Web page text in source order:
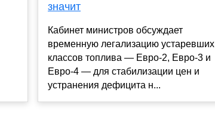
значит
Кабинет министров обсуждает
временную легализацию устаревших
классов топлива — Евро-2, Евро-3 и
Евро-4 — для стабилизации цен и
устранения дефицита н...